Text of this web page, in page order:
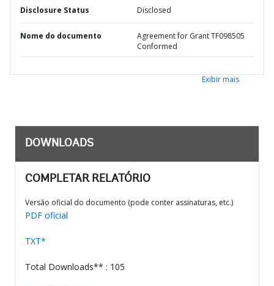
Disclosure Status Disclosed
Nome do documento
Agreement for Grant TF098505
Conformed
Exibir mais
DOWNLOADS
COMPLETAR RELATÓRIO
Versão oficial do documento (pode conter assinaturas, etc.)
PDF oficial
TXT*
Total Downloads** : 105